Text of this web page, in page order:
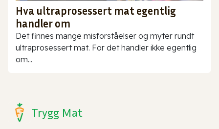
Hva ultraprosessert mat egentlig
handler om
Det finnes mange misforståelser og myter rundt
ultraprosessert mat. For det handler ikke egentlig
om...
Trygg Mat